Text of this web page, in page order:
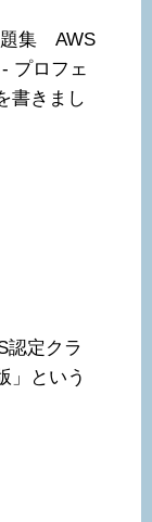
題集 AWS
プロフェ
書きまし
認定クラ
」という